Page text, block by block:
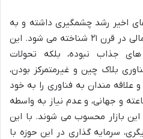
اخیر رشد چشمگیری داشته و به
عنوان یکی از نوآوری های مهم مالی در قرن ۲۱ شناخته می شود. این
جذاب نبوده، بلکه تحولات
بلاک چین و غیرمتمرکز بودن،
علاقه مندان به فناوری را به خود
کرده است. دسترسی ۲۴ ساعته و جهانی، و عدم نیاز به واسطه
این بازار محسوب می شوند. با این
سرمایه گذاری در این حوزه با